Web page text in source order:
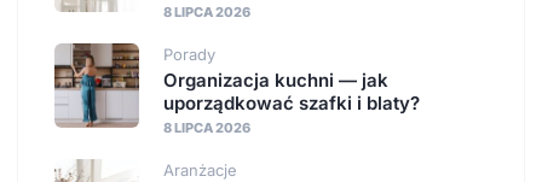
8 LIPCA 2026
Porady
Organizacja kuchni — jak
uporządkować szafki i blaty?
8 LIPCA 2026
Aranżacje